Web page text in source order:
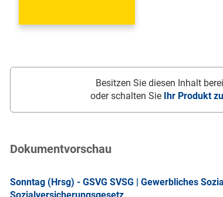
Besitzen Sie diesen Inhalt
oder schalten Sie
Ihr Produkt
Dokumentvorschau
Sonntag (Hrsg) - GSVG SVSG | Gewerbliches